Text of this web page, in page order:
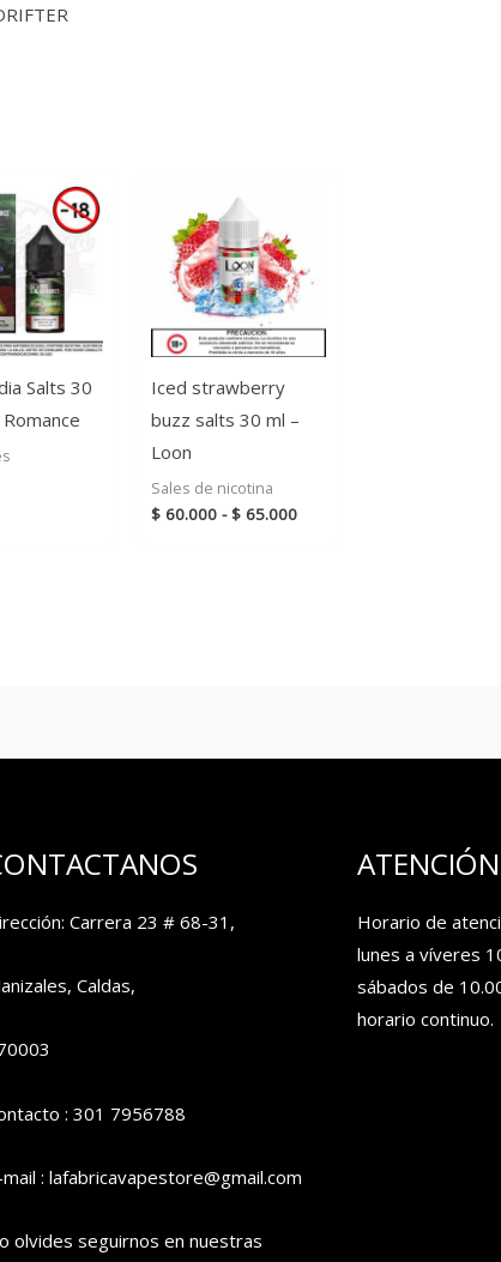
Salts 30
Iced strawberry
buzz salts 30 ml –
Loon
Sales de nicotina
$60.000 - $65.000Rango
Carrera 23 # 68-31,
Caldas,
: 301 7956788
mail : lafabricavapestore@gmail.com
olvides seguirnos en nuestras
Horario de
lunes a víveres
sábados de
horario continuo.